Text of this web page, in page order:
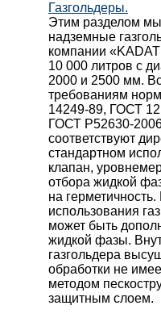
Газгольдеры.
Этим разделом
надземные
компании
10 000 литров с
2000 и 2500 мм.
требованиям
14249-89, ГОСТ
ГОСТ Р52630-
соответствуют
стандартном
клапан,
отбора жидкой
на
использования
может быть
жидкой фазы.
газгольдера
обработки не
методом
защитным слоем.